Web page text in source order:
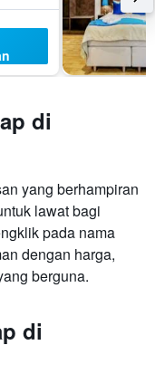
di
yang berhampiran
lawat bagi
pada nama
dengan harga,
berguna.
di